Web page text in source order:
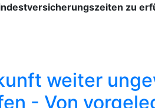
zu
weiter
- Von